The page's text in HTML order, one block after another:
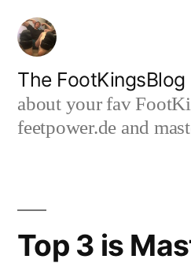
Zum
Inhalt
springen
The FootKingsBlog
about your fav
feetpower.de and
Top 3 is